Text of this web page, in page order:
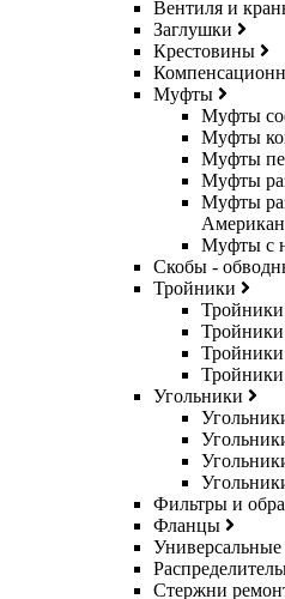
Вентиля и
Заглушки
Крестовины
Муфты
Муфты
Муфты
Муфты
Муфты
Муфты
Муфты с
Скобы -
Тройники
Тройники
Угольники
Фильтры и
Фланцы
Стержни